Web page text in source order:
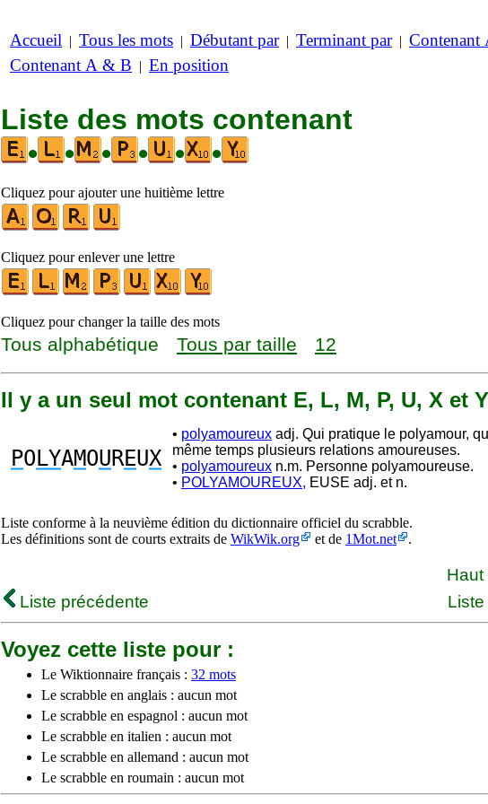
Accueil | Tous les mots | Débutant par| Terminant par| Contenant
Contenant A & B | En position
Liste des mots contenant
•
• • • • •
Cliquez pour ajouter une huitième lettre
Cliquez pour enlever une lettre
Cliquez pour changer la taille des mots
Tous alphabétique Tous par taille 12
Il y a un seul mot contenant E, L, M, P, U, X et Y
PO LYAMOUREUX
• polyamoureux adj. Qui pratique le polyamour,
même temps plusieurs relations amoureuses.
• polyamoureux n.m. Personne polyamoureuse.
• POLYAMOUREUX, EUSE adj. et n.
Liste conforme à la neuvième édition du dictionnaire officiel du scrabble.
Les définitions sont de courts extraits de WikWik.org et de 1Mot.net .
Haut
Liste précédente
Voyez cette liste pour :
Le Wiktionnaire français : 32 mots
Le scrabble en anglais : aucun mot
Le scrabble en espagnol : aucun mot
Le scrabble en italien : aucun mot
Le scrabble en allemand : aucun mot
Le scrabble en roumain : aucun mot